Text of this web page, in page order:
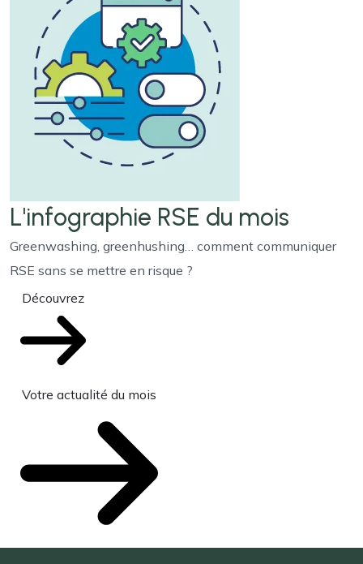
L'infographie RSE du mois
Greenwashing, greenhushing… comment communiquer
RSE sans se mettre en risque ?
Découvrez
Votre actualité du mois